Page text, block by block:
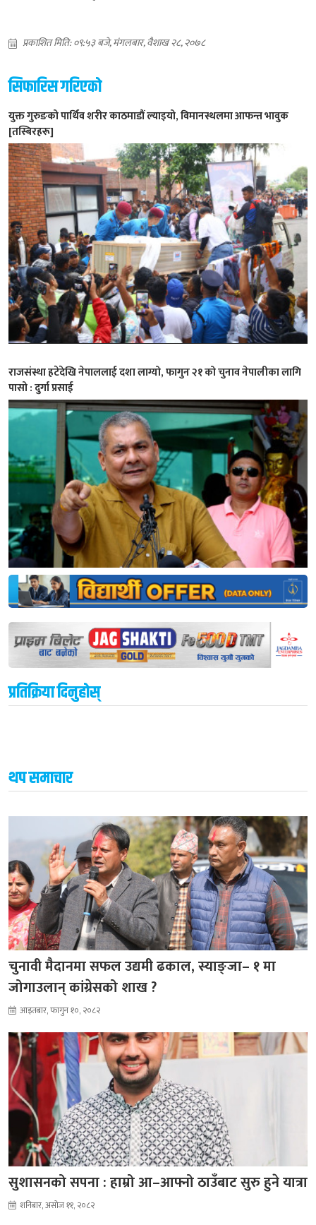
प्रकाशित मिति: ०९:५३ बजे, मंगलबार, वैशाख २८, २०७८
सिफारिस गरिएको
युक्त गुरुङको पार्थिव शरीर काठमाडौं ल्याइयो, विमानस्थलमा आफन्त भावुक
[तस्बिरहरू]
राजसंस्था हटेदेखि नेपाललाई दशा लाग्यो, फागुन २१ को चुनाव नेपालीका लागि
पासो : दुर्गा प्रसाई
प्रतिक्रिया दिनुहोस्
थप समाचार
चुनावी मैदानमा सफल उद्यमी ढकाल, स्याङ्जा– १ मा
जोगाउलान् कांग्रेसको शाख ?
आइतबार, फागुन १०, २०८२
सुशासनको सपना : हाम्रो आ–आफ्नो ठाउँबाट सुरु हुने यात्रा
शनिबार, असोज ११, २०८२